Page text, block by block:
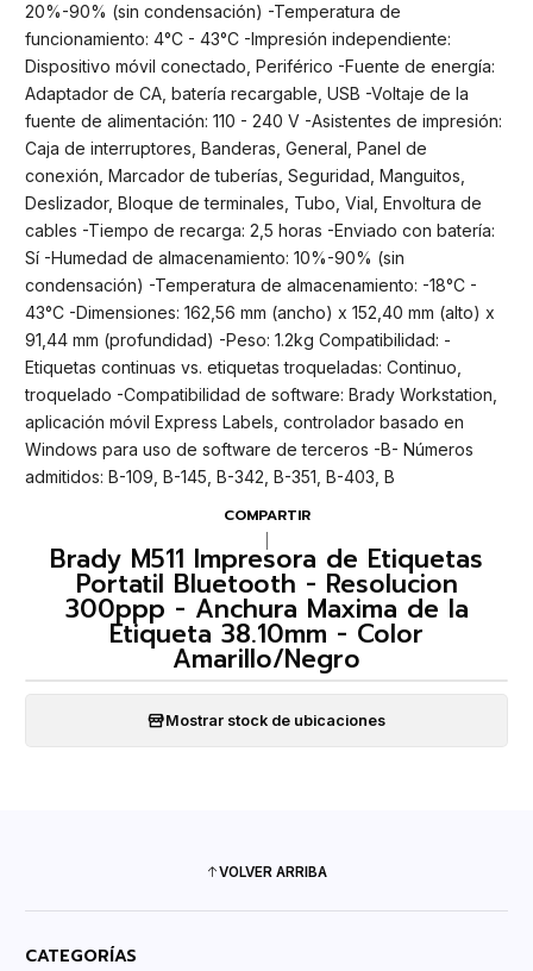
20%-90% (sin condensación) -Temperatura de
funcionamiento: 4°C - 43°C -Impresión independiente:
Dispositivo móvil conectado, Periférico -Fuente de energía:
Adaptador de CA, batería recargable, USB -Voltaje de la
fuente de alimentación: 110 - 240 V -Asistentes de impresión:
Caja de interruptores, Banderas, General, Panel de
conexión, Marcador de tuberías, Seguridad, Manguitos,
Deslizador, Bloque de terminales, Tubo, Vial, Envoltura de
cables -Tiempo de recarga: 2,5 horas -Enviado con batería:
Sí -Humedad de almacenamiento: 10%-90% (sin
condensación) -Temperatura de almacenamiento: -18°C -
43°C -Dimensiones: 162,56 mm (ancho) x 152,40 mm (alto) x
91,44 mm (profundidad) -Peso: 1.2kg Compatibilidad: -
Etiquetas continuas vs. etiquetas troqueladas: Continuo,
troquelado -Compatibilidad de software: Brady Workstation,
aplicación móvil Express Labels, controlador basado en
Windows para uso de software de terceros -B- Números
admitidos: B-109, B-145, B-342, B-351, B-403, B
COMPARTIR
Brady M511 Impresora de Etiquetas
Portatil Bluetooth - Resolucion
300ppp - Anchura Maxima de la
Etiqueta 38.10mm - Color
Amarillo/Negro
Mostrar stock de ubicaciones
VOLVER ARRIBA
CATEGORÍAS